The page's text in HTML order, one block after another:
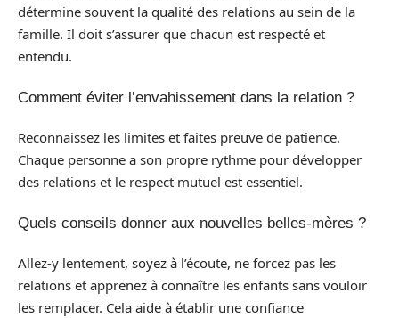
détermine souvent la qualité des relations au sein de la
famille. Il doit s’assurer que chacun est respecté et
entendu.
Comment éviter l’envahissement dans la relation ?
Reconnaissez les limites et faites preuve de patience.
Chaque personne a son propre rythme pour développer
des relations et le respect mutuel est essentiel.
Quels conseils donner aux nouvelles belles-mères ?
Allez-y lentement, soyez à l’écoute, ne forcez pas les
relations et apprenez à connaître les enfants sans vouloir
les remplacer. Cela aide à établir une confiance